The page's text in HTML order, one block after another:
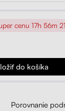
cenu 17h 56m
Porovnanie